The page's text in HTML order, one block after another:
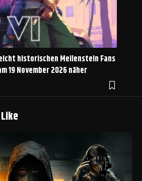
historischen Meilenstein Fans
19 November 2026 näher